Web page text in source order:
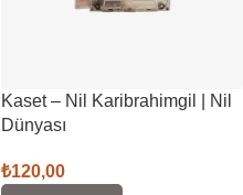
Kaset – Nil Karibrahimgil | Nil
Dünyası
₺120,00